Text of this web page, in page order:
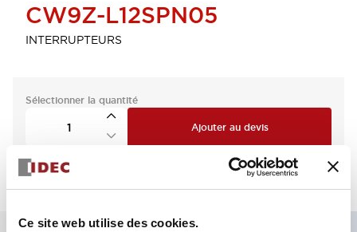
Ce site web utilise des cookies.
CW9Z-L12SPN05
INTERRUPTEURS
Sélectionner la quantité
Ajouter au devis